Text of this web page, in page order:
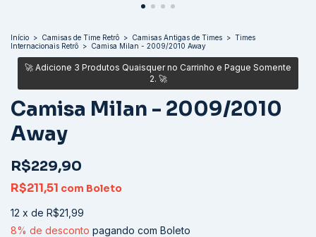
Início > Camisas de Time Retrô > Camisas Antigas de Times > Times
Internacionais Retrô > Camisa Milan - 2009/2010 Away
Camisa Milan - 2009/2010
Away
R$229,90
R$211,51 com Boleto
12 x de R$21,99
8% de desconto pagando com Boleto